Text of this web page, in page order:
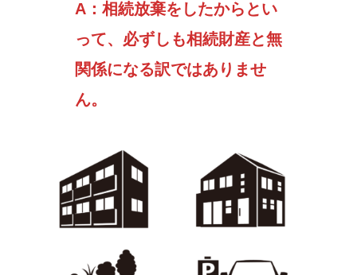
A：相続放棄をしたからとい
って、必ずしも相続財産と無
関係になる訳ではありませ
ん。